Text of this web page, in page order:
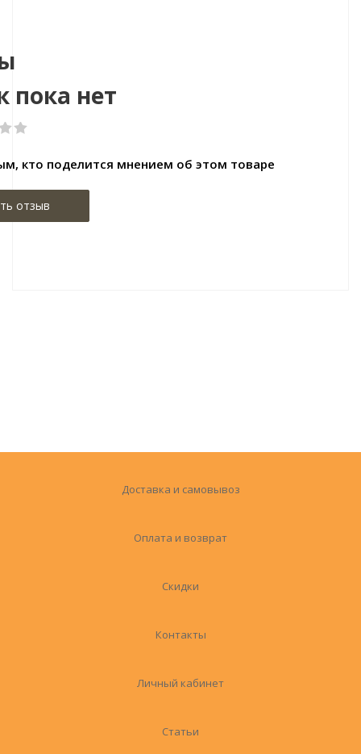
пока нет
кто поделится мнением об этом товаре
отзыв
Доставка и самовывоз
Оплата и возврат
Скидки
Контакты
Личный кабинет
Статьи